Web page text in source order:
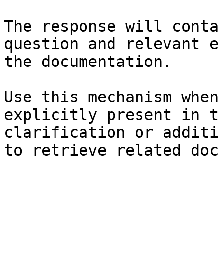
The response will
question and relevant
the documentation.
Use this mechanism
explicitly present in
clarification or